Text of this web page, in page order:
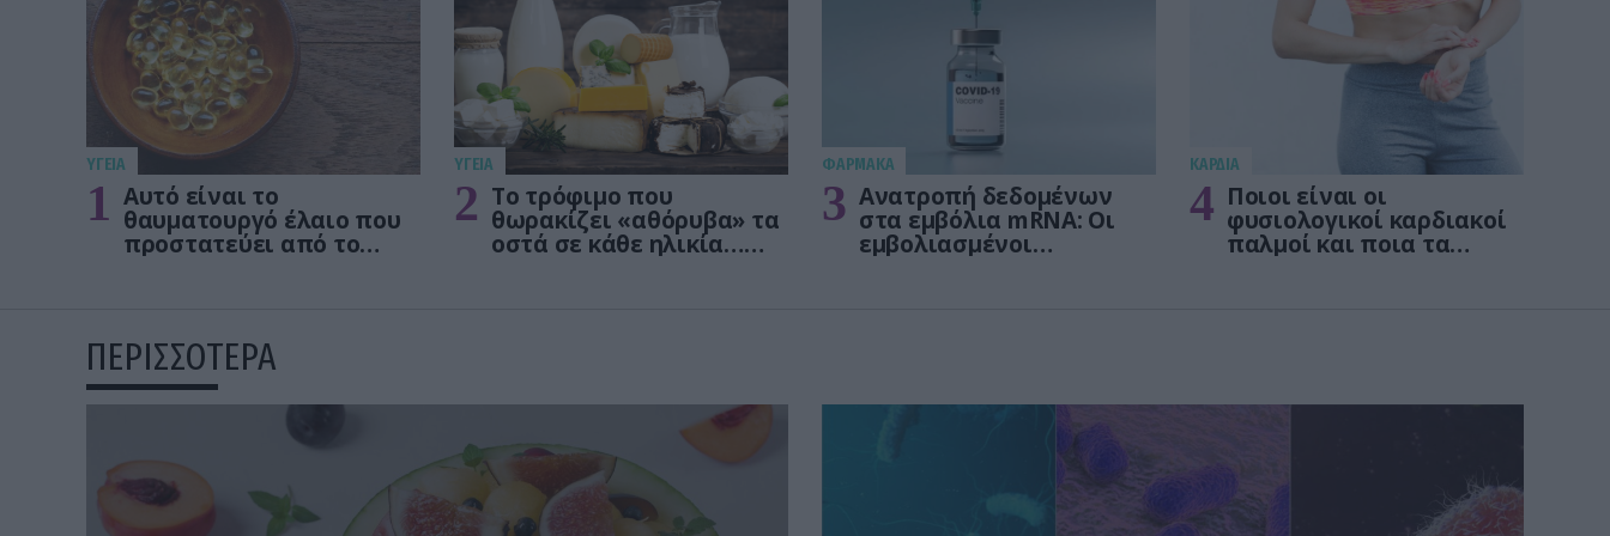
ΥΓΕΙΑ
1 Αυτό είναι το
θαυματουργό έλαιο που
προστατεύει από το
ΥΓΕΙΑ
2 Το τρόφιμο που
θωρακίζει «αθόρυβα» τα
οστά σε κάθε ηλικία…
ΦΑΡΜΑΚΑ
3 Ανατροπή δεδομένων
στα εμβόλια mRNA: Οι
εμβολιασμένοι
KΑΡΔΙΑ
4 Ποιοι είναι οι
φυσιολογικοί καρδιακοί
παλμοί και ποια τα
ΠΕΡΙΣΣΟΤΕΡΑ